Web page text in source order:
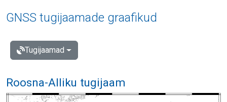
GNSS tugijaamade graafikud
Tugijaamad
Roosna-Alliku tugijaam